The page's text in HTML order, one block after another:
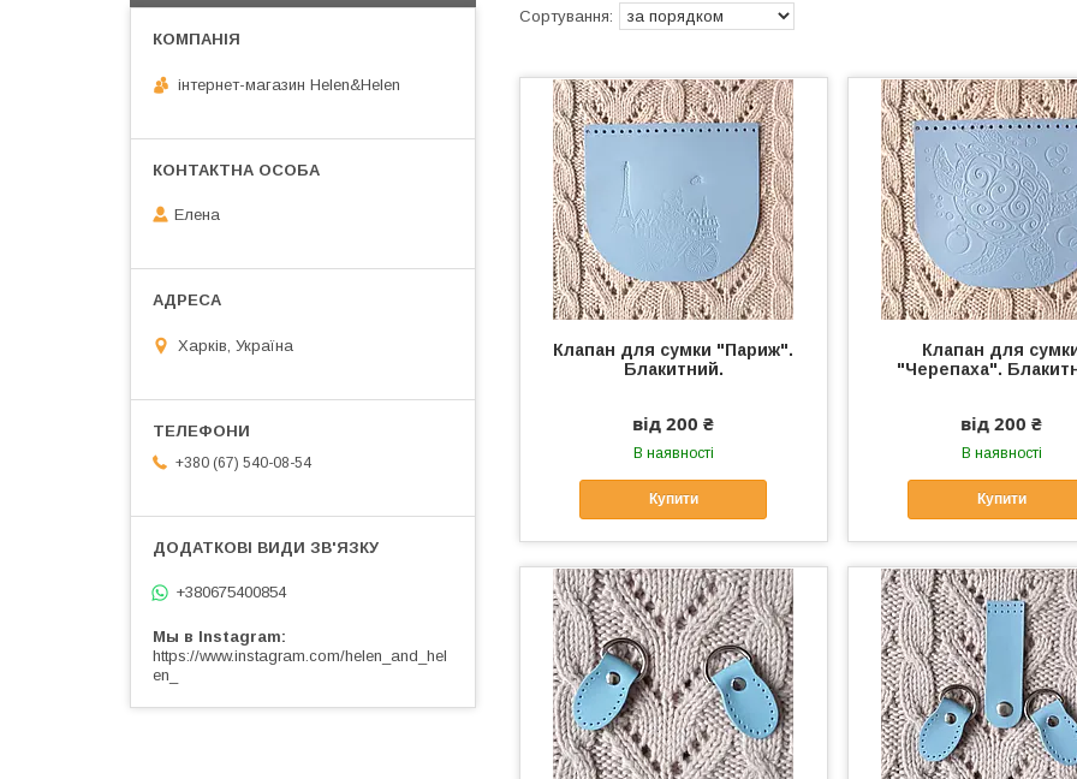
Клапан для сумки "Париж".
Блакитний.
від 200 ₴
В наявності
Купити
Клапан для
"Черепаха".
від 200 ₴
В наявності
Купити
інтернет-магазин Helen&Helen
Елена
Харків, Україна
+380 (67) 540-08-54
+380675400854
Мы в Instagram
https://www.instagram.com/helen_and_hel
en_